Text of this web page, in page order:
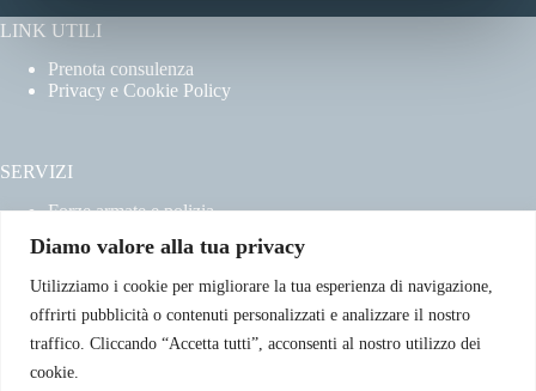
Diamo valore alla tua privacy
Utilizziamo i cookie per migliorare la tua esperienza di navigazione,
offrirti pubblicità o contenuti personalizzati e analizzare il nostro
traffico. Cliccando “Accetta tutti”, acconsenti al nostro utilizzo dei
cookie.
LINK UTILI
Prenota consulenza
Privacy e Cookie Policy
SERVIZI
Forze armate e polizia
Concorsi pubblici
Pubblico impiego
Contratti con la pubblica amministrazione
Vittime del dovere ed equiparati